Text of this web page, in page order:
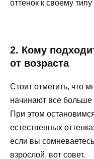
оттенок к своему
2. Кому
от возраста
Стоит отметить, что
начинают все
При этом
естественных
если вы
взрослой, вот совет.